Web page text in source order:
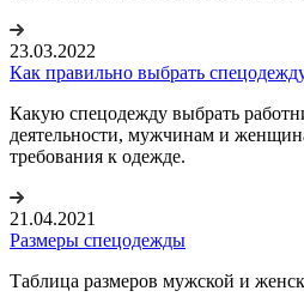
23.03.2022
Как правильно выбрать
Какую спецодежду выбрать
деятельности, мужчинам и
требования к одежде.
21.04.2021
Размеры спецодежды
Таблица размеров мужской и